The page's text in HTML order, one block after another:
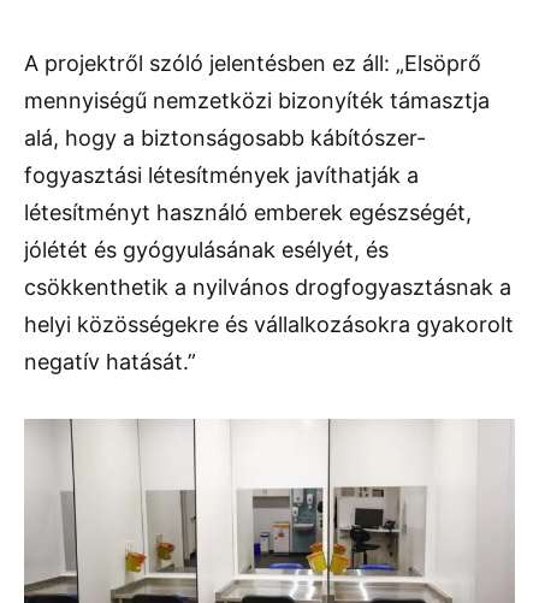
A projektről szóló jelentésben ez áll: „Elsöprő
mennyiségű nemzetközi bizonyíték támasztja
alá, hogy a biztonságosabb kábítószer-
fogyasztási létesítmények javíthatják a
létesítményt használó emberek egészségét,
jólétét és gyógyulásának esélyét, és
csökkenthetik a nyilvános drogfogyasztásnak a
helyi közösségekre és vállalkozásokra gyakorolt
negatív hatását.”